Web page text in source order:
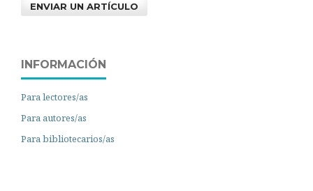
ENVIAR UN ARTÍCULO
INFORMACIÓN
Para lectores/as
Para autores/as
Para bibliotecarios/as